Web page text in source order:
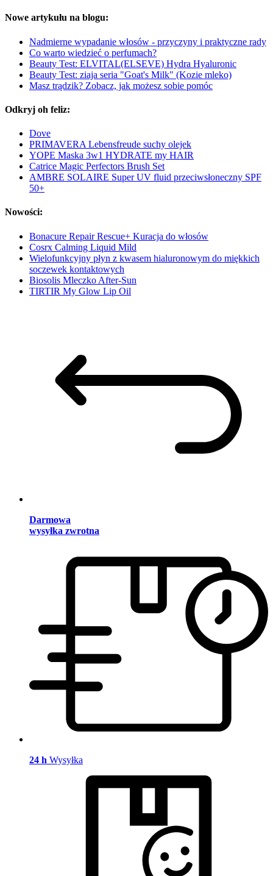
Nowe artykułu na blogu:
Nadmierne wypadanie włosów - przyczyny i praktyczne rady
Co warto wiedzieć o perfumach?
Beauty Test: ELVITAL(ELSEVE) Hydra Hyaluronic
Beauty Test: ziaja seria "Goat's Milk" (Kozie mleko)
Masz trądzik? Zobacz, jak możesz sobie pomóc
Odkryj oh feliz:
Dove
PRIMAVERA Lebensfreude suchy olejek
YOPE Maska 3w1 HYDRATE my HAIR
Catrice Magic Perfectors Brush Set
AMBRE SOLAIRE Super UV fluid przeciwsłoneczny SPF
50+
Nowości:
Bonacure Repair Rescue+ Kuracja do włosów
Cosrx Calming Liquid Mild
Wielofunkcyjny płyn z kwasem hialuronowym do miękkich
soczewek kontaktowych
Biosolis Mleczko After-Sun
TIRTIR My Glow Lip Oil
Darmowa
wysyłka zwrotna
24 h Wysyłka